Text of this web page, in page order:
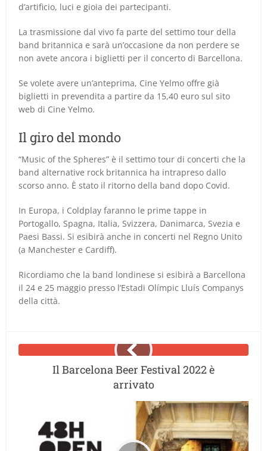
d’artificio, luci e gioia dei partecipanti.
La trasmissione dal vivo fa parte del settimo tour della
band britannica e sarà un’occasione da non perdere se
non avete ancora i biglietti per il concerto di Barcellona.
Se volete avere un’anteprima, Cine Yelmo offre già
biglietti in prevendita a partire da 15,40 euro sul sito
web di Cine Yelmo.
Il giro del mondo
“Music of the Spheres” è il settimo tour di concerti che la
band alternative rock britannica ha intrapreso dallo
scorso anno. È stato il ritorno della band dopo Covid.
In Europa, i Coldplay faranno le prime tappe in
Portogallo, Spagna, Italia, Svizzera, Danimarca, Svezia e
Paesi Bassi. Si esibirà anche in concerti nel Regno Unito
(a Manchester e Cardiff).
Ricordiamo che la band londinese si esibirà a Barcellona
il 24 e 25 maggio presso l’Estadi Olímpic Lluís Companys
della città.
Il Barcelona Beer Festival 2022 è
arrivato